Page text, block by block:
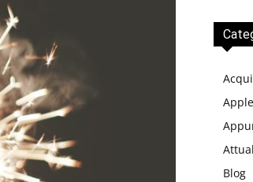
Apple
Blog